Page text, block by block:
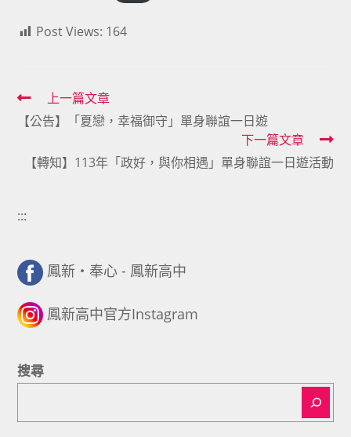
Post Views: 164
Read
more
articles
上一篇文章
【公告】「夏戀，幸福御守」單身聯誼一日遊
下一篇文章
【轉知】113年「政好，與你相遇」單身聯誼一日遊活動
:::
鳳新・奉心 - 鳳新高中
鳳新高中官方Instagram
搜尋